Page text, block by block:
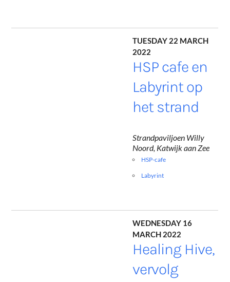
Tuesday 22 March
2022
HSP cafe en
Labyrint op
het strand
Strandpaviljoen Willy
Noord, Katwijk aan Zee
HSP-cafe
Labyrint
Wednesday 16
March 2022
Healing Hive,
vervolg